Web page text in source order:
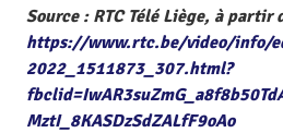
é
o
Source : RTC Télé Liège, à partir
https://www.rtc.be/video/info/
2022_1511873_307.html?
MztI_8KASDzSdZALfF9oAo